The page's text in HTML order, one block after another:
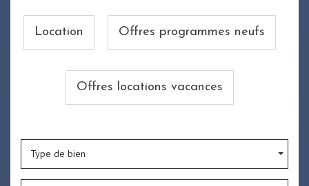
Location Offres programmes neufs
Offres locations vacances
Type de bien